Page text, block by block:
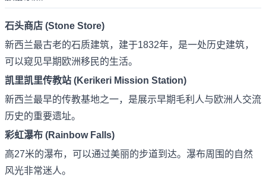
石头商店 (Stone Store)
新西兰最古老的石质建筑，建于1832年，是一处历史建筑，
可以窥见早期欧洲移民的生活。
凯里凯里传教站 (Kerikeri Mission Station)
新西兰最早的传教基地之一，是展示早期毛利人与欧洲人交流
历史的重要遗址。
彩虹瀑布 (Rainbow Falls)
高27米的瀑布，可以通过美丽的步道到达。瀑布周围的自然
风光非常迷人。